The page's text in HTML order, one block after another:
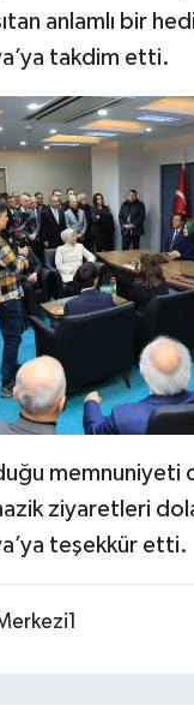
anlamlı bir
takdim etti.
memnuniyeti
ziyaretleri
teşekkür etti.